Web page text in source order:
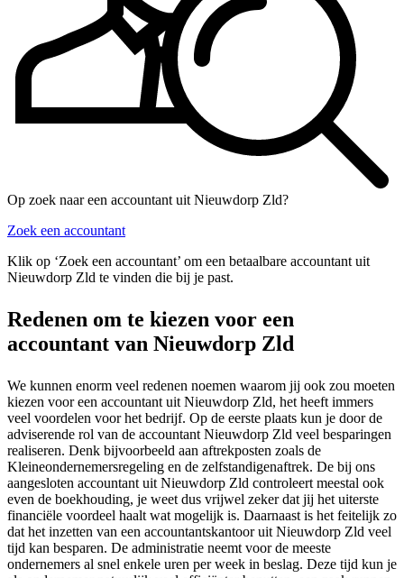
Op zoek naar een accountant uit Nieuwdorp Zld?
Zoek een accountant
Klik op ‘Zoek een accountant’ om een betaalbare accountant uit
Nieuwdorp Zld te vinden die bij je past.
Redenen om te kiezen voor een
accountant van Nieuwdorp Zld
We kunnen enorm veel redenen noemen waarom jij ook zou moeten
kiezen voor een accountant uit Nieuwdorp Zld, het heeft immers
veel voordelen voor het bedrijf. Op de eerste plaats kun je door de
adviserende rol van de accountant Nieuwdorp Zld veel besparingen
realiseren. Denk bijvoorbeeld aan aftrekposten zoals de
Kleineondernemersregeling en de zelfstandigenaftrek. De bij ons
aangesloten accountant uit Nieuwdorp Zld controleert meestal ook
even de boekhouding, je weet dus vrijwel zeker dat jij het uiterste
financiële voordeel haalt wat mogelijk is. Daarnaast is het feitelijk zo
dat het inzetten van een accountantskantoor uit Nieuwdorp Zld veel
tijd kan besparen. De administratie neemt voor de meeste
ondernemers al snel enkele uren per week in beslag. Deze tijd kun je